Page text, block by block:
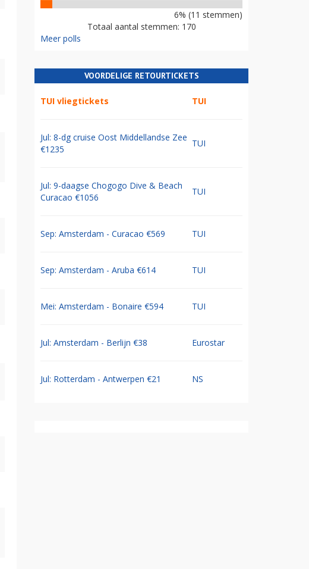
6% (11 stemmen)
Totaal aantal stemmen: 170
Meer polls
VOORDELIGE RETOURTICKETS
TUI vliegtickets TUI
Jul: 8-dg cruise Oost Middellandse Zee
€1235
TUI
Jul: 9-daagse Chogogo Dive & Beach
Curacao €1056
TUI
Sep: Amsterdam - Curacao €569 TUI
Sep: Amsterdam - Aruba €614 TUI
Mei: Amsterdam - Bonaire €594 TUI
Jul: Amsterdam - Berlijn €38 Eurostar
Jul: Rotterdam - Antwerpen €21 NS